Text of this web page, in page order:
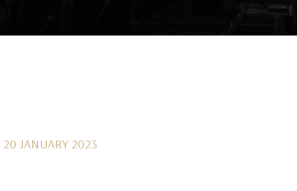
20 JANUARY 2023